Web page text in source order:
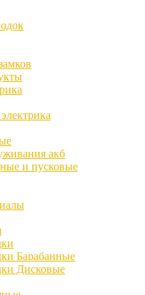
акб
и пусковые
Барабанные
Дисковые